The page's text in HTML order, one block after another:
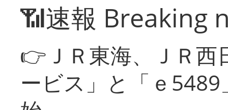
📶速報 Breaking
👉ＪＲ東海、ＪＲ
ービス」と「ｅ